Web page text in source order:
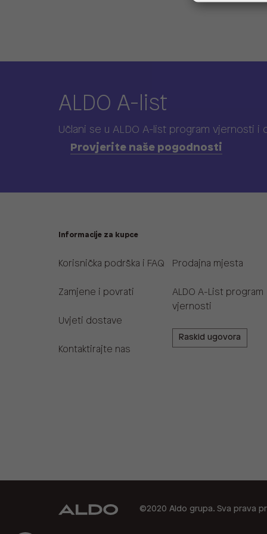
ALDO A-list
Učlani se u ALDO A-list program vjernosti i
Provjerite naše pogodnosti
Informacije za kupce
Korisnička podrška i FAQ
Zamjene i povrati
Uvjeti dostave
Kontaktirajte nas
Prodajna mjesta
ALDO A-List program
vjernosti
Raskid ugovora
©2020 Aldo grupa. Sva prava